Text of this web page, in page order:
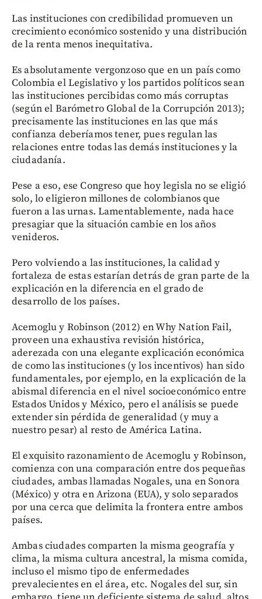
Las instituciones con credibilidad promueven un
crecimiento económico sostenido y una distribución
de la renta menos inequitativa.
Es absolutamente vergonzoso que en un país como
Colombia el Legislativo y los partidos políticos sean
las instituciones percibidas como más corruptas
(según el Barómetro Global de la Corrupción 2013);
precisamente las instituciones en las que más
confianza deberíamos tener, pues regulan las
relaciones entre todas las demás instituciones y la
ciudadanía.
Pese a eso, ese Congreso que hoy legisla no se eligió
solo, lo eligieron millones de colombianos que
fueron a las urnas. Lamentablemente, nada hace
presagiar que la situación cambie en los años
venideros.
Pero volviendo a las instituciones, la calidad y
fortaleza de estas estarían detrás de gran parte de la
explicación en la diferencia en el grado de
desarrollo de los países.
Acemoglu y Robinson (2012) en Why Nation Fail,
proveen una exhaustiva revisión histórica,
aderezada con una elegante explicación económica
de como las instituciones (y los incentivos) han sido
fundamentales, por ejemplo, en la explicación de la
abismal diferencia en el nivel socioeconómico entre
Estados Unidos y México, pero el análisis se puede
extender sin pérdida de generalidad (y muy a
nuestro pesar) al resto de América Latina.
El exquisito razonamiento de Acemoglu y Robinson,
comienza con una comparación entre dos pequeñas
ciudades, ambas llamadas Nogales, una en Sonora
(México) y otra en Arizona (EUA), y solo separados
por una cerca que delimita la frontera entre ambos
países.
Ambas ciudades comparten la misma geografía y
clima, la misma cultura ancestral, la misma comida,
incluso el mismo tipo de enfermedades
prevalecientes en el área, etc. Nogales del sur, sin